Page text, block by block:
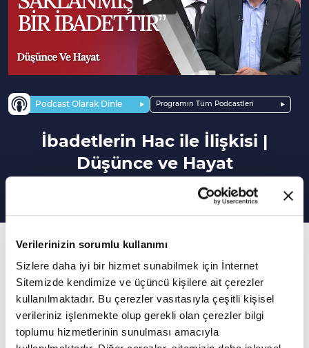
Verilerinizin sorumlu kullanımı
Sizlere daha iyi bir hizmet sunabilmek için İnternet
Sitemizde kendimize ve üçüncü kişilere ait çerezler
kullanılmaktadır. Bu çerezler vasıtasıyla çeşitli kişisel
verileriniz işlenmekte olup gerekli olan çerezler bilgi
toplumu hizmetlerinin sunulması amacıyla
Podcast Olarak Dinle Programın Tüm Podcastleri
İbadetlerin Hac ile İlişkisi |
Düşünce ve Hayat
165. Bölüm
Hac ibadetine dair meşakkat algısının sebebi
nedir?
Fikir ve düşünce dünyamızı genişletecek
hayata farklı pencerelerden bakmamızı